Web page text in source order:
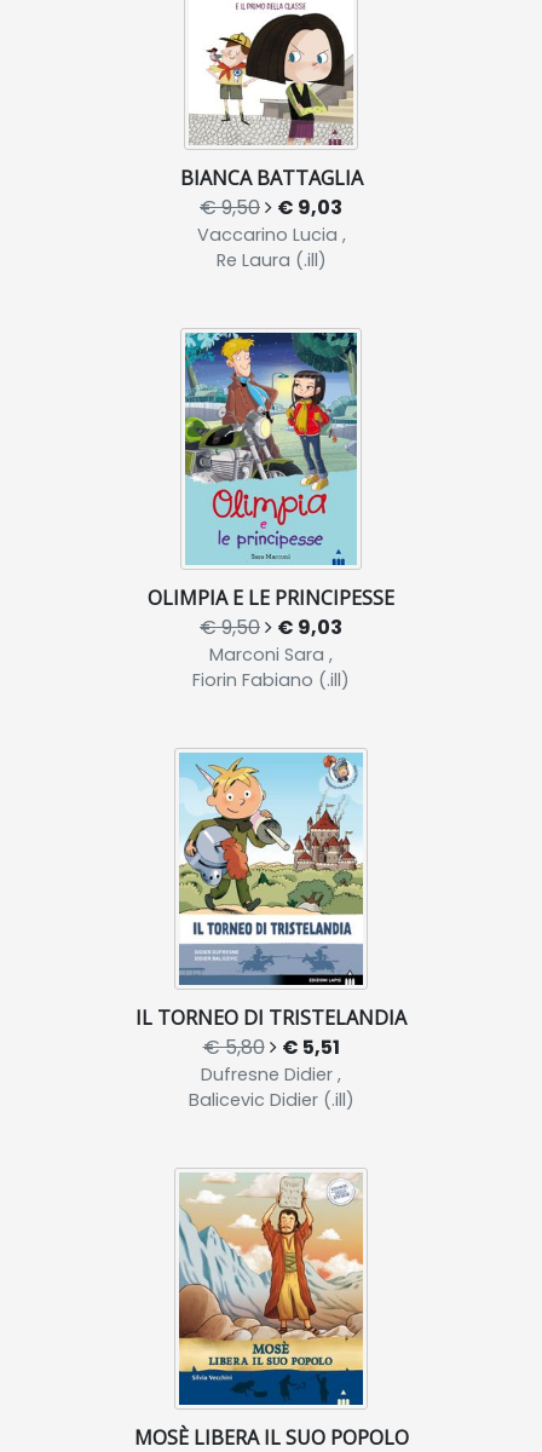
BIANCA BATTAGLIA
€ 9,50 € 9,03
Vaccarino Lucia ,
Re Laura (.ill)
OLIMPIA E LE PRINCIPESSE
€ 9,50 € 9,03
Marconi Sara ,
Fiorin Fabiano (.ill)
IL TORNEO DI TRISTELANDIA
€ 5,80 € 5,51
Dufresne Didier ,
Balicevic Didier (.ill)
MOSÈ LIBERA IL SUO POPOLO